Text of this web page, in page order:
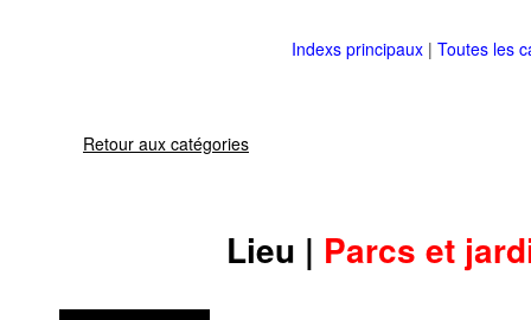
Indexs principaux | Toutes les
Retour aux catégories
Lieu | Parcs et